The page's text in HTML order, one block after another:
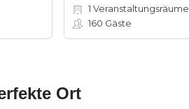
1 Veranstaltungsräume
160 Gäste
Ort